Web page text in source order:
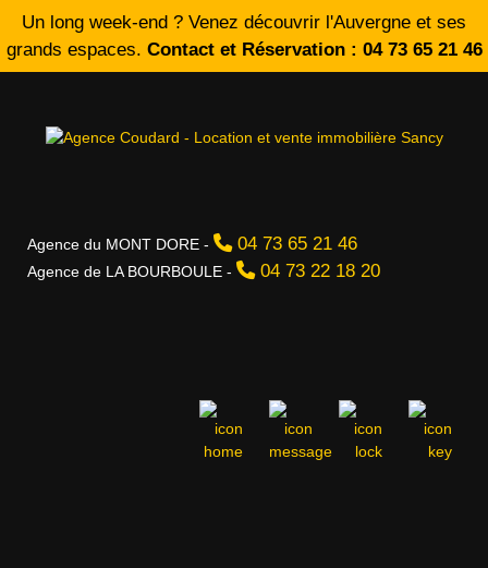
Un long week-end ? Venez découvrir l'Auvergne et ses
grands espaces. Contact et Réservation : 04 73 65 21 46
Agence du MONT DORE - 04 73 65 21 46
Agence de LA BOURBOULE - 04 73 22 18 20